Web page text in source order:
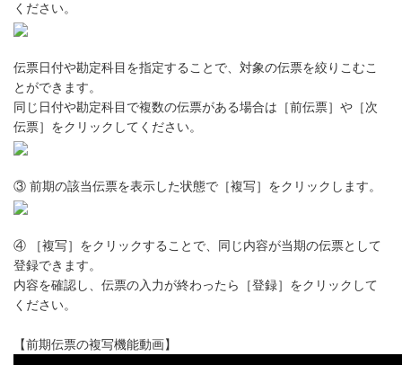
ください。
伝票日付や勘定科目を指定することで、対象の伝票を絞りこむこ
とができます。
同じ日付や勘定科目で複数の伝票がある場合は［前伝票］や［次
伝票］をクリックしてください。
③ 前期の該当伝票を表示した状態で［複写］をクリックします。
④ ［複写］をクリックすることで、同じ内容が当期の伝票として
登録できます。
内容を確認し、伝票の入力が終わったら［登録］をクリックして
ください。
【前期伝票の複写機能動画】